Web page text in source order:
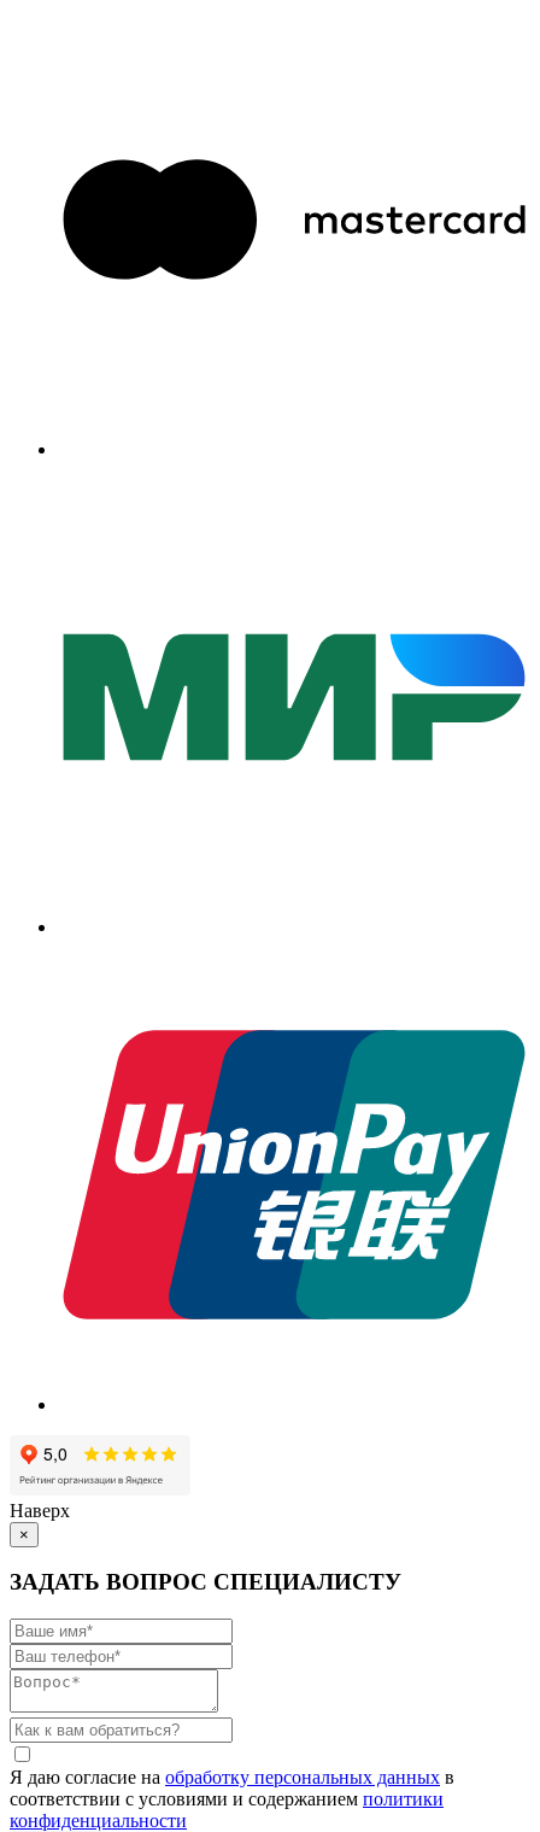
Наверх
×
ЗАДАТЬ ВОПРОС СПЕЦИАЛИСТУ
Я даю согласие на обработку персональных данных в
соответствии с условиями и содержанием политики
конфиденциальности